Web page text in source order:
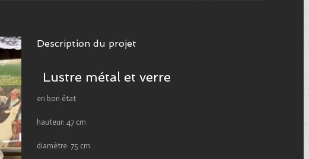
Description du projet
Lustre métal et verre
en bon état
hauteur: 47 cm
diamètre: 75 cm